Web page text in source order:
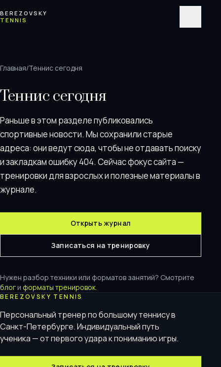
BEREZOVSKY
TENNIS
Главная/Теннис сегодня
Теннис сегодня
Раньше в этом разделе публиковались
спортивные новости. Мы сохранили старые
адреса: они ведут сюда, чтобы не отдавать поискy
и закладкам ошибку 404. Сейчас фокус сайта —
тренировки для взрослых и полезные материалы в
журнале.
Открыть журнал
Записаться на тренировку
Нужен разбор техники или форматов занятий? Смотрите
блог и форматы тренировок.
BEREZOVSKY TENNIS
Персональный тренер по большому теннису в
Санкт-Петербурге. Индивидуальный путь
ученика — от первого удара к пониманию игры.